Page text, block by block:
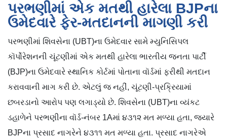
પરભણીમાં એક મતથી હારેલા BJPના
ઉમેદવારે ફેર-મતદાનની માગણી કરી
પરભણીમાં શિવસેના (UBT)ના ઉમેદવાર સામે મ્યુનિસિપલ
કૉર્પોરેશનની ચૂંટણીમાં એક મતથી હારેલા ભારતીય જનતા પાર્ટી
(BJP)ના ઉમેદવારે સ્થાનિક કોર્ટમાં પોતાના વૉર્ડમાં ફરીથી મતદાન
કરાવવાની માગ કરી છે. એટલું જ નહીં, ચૂંટણી-પ્રક્રિયામાં
છબરડાનો આરોપ પણ લગાડ્યો છે. શિવસેના (UBT)ના વ્યંકટ
ડહાળેને પરભણીના વૉર્ડ-નંબર 1Aમાં ૪૩૧૨ મત મળ્યા હતા, જ્યારે
BJPના પ્રસાદ નાગરેને ૪૩૧૧ મત મળ્યા હતા. પ્રસાદ નાગરેએ